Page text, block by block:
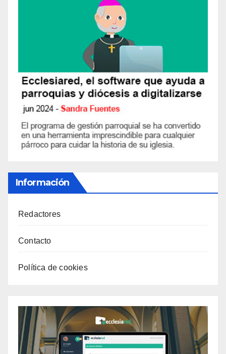
Información
Redactores
Contacto
Política de cookies